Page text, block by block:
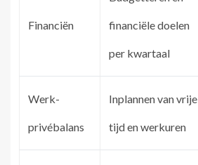
Financiën financiële doelen
per kwartaal
Werk-
privébalans
Inplannen van vrije
tijd en werkuren